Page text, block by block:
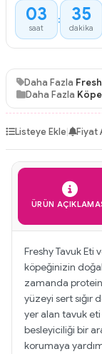
03
saat
: 35
dakika
Daha Fazla
Daha Fazla
Listeye Ekle| Fiyat
ÜRÜN
Freshy Tavuk Eti
köpeğinizin
zamanda protein
yüzeyi sert sığır
yer alan tavuk
besleyiciliği bir
korumaya